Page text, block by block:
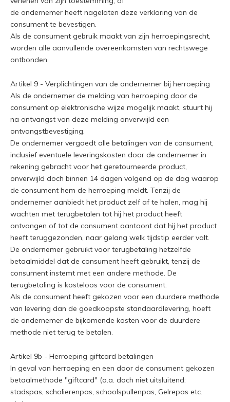
de ondernemer heeft nagelaten deze verklaring van de
consument te bevestigen.
Als de consument gebruik maakt van zijn herroepingsrecht,
worden alle aanvullende overeenkomsten van rechtswege
ontbonden.
Artikel 9 - Verplichtingen van de ondernemer bij herroeping
Als de ondernemer de melding van herroeping door de
consument op elektronische wijze mogelijk maakt, stuurt hij
na ontvangst van deze melding onverwijld een
ontvangstbevestiging.
De ondernemer vergoedt alle betalingen van de consument,
inclusief eventuele leveringskosten door de ondernemer in
rekening gebracht voor het geretourneerde product,
onverwijld doch binnen 14 dagen volgend op de dag waarop
de consument hem de herroeping meldt. Tenzij de
ondernemer aanbiedt het product zelf af te halen, mag hij
wachten met terugbetalen tot hij het product heeft
ontvangen of tot de consument aantoont dat hij het product
heeft teruggezonden, naar gelang welk tijdstip eerder valt.
De ondernemer gebruikt voor terugbetaling hetzelfde
betaalmiddel dat de consument heeft gebruikt, tenzij de
consument instemt met een andere methode. De
terugbetaling is kosteloos voor de consument.
Als de consument heeft gekozen voor een duurdere methode
van levering dan de goedkoopste standaardlevering, hoeft
de ondernemer de bijkomende kosten voor de duurdere
methode niet terug te betalen.
Artikel 9b - Herroeping giftcard betalingen
In geval van herroeping en een door de consument gekozen
betaalmethode "giftcard" (o.a. doch niet uitsluitend:
stadspas, scholierenpas, schoolspullenpas, Gelrepas etc.